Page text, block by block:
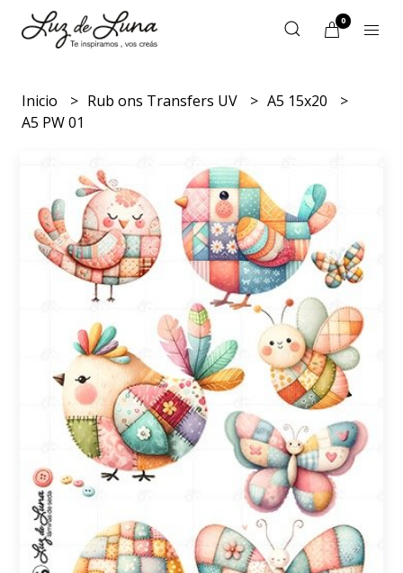
0
Inicio Rub ons Transfers UV
A5 15x20
A5 PW 01